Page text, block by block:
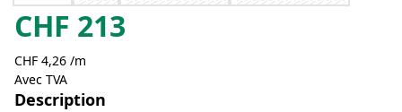
CHF 213
CHF 4,26 /m
Avec TVA
Description